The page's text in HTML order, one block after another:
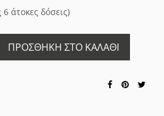
άτοκες δόσεις)
ΠΡΟΣΘΉΚΗ ΣΤΟ ΚΑΛΆΘΙ